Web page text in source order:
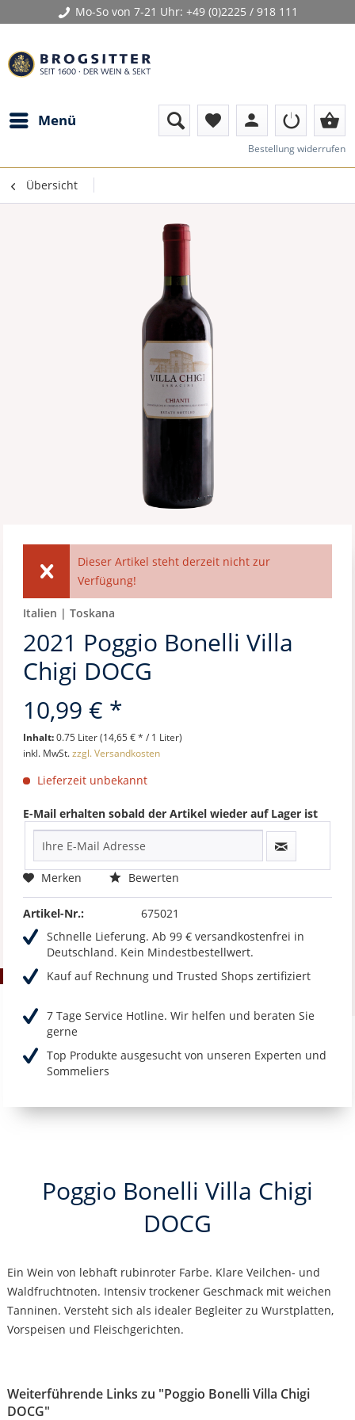
Mo-So von 7-21 Uhr: +49 (0)2225 / 918 111
Menü favorite person shopping_basket
Bestellung widerrufen
Übersicht
Dieser Artikel steht derzeit nicht zur
Verfügung!
Italien | Toskana
2021 Poggio Bonelli Villa
Chigi DOCG
10,99 € *
Inhalt:0.75 Liter (14,65 € * / 1 Liter)
inkl. MwSt.zzgl. Versandkosten
Lieferzeit unbekannt
E-Mail erhalten sobald der Artikel wieder auf Lager ist
Merken Bewerten
Artikel-Nr.:
675021
Schnelle Lieferung. Ab 99 € versandkostenfrei in
Deutschland. Kein Mindestbestellwert.
Kauf auf Rechnung und Trusted Shops zertifiziert
7 Tage Service Hotline. Wir helfen und beraten Sie
gerne
Top Produkte ausgesucht von unseren Experten und
Sommeliers
Poggio Bonelli Villa Chigi
DOCG
Ein Wein von lebhaft rubinroter Farbe. Klare Veilchen- und
Waldfruchtnoten. Intensiv trockener Geschmack mit weichen
Tanninen. Versteht sich als idealer Begleiter zu Wurstplatten,
Vorspeisen und Fleischgerichten.
Weiterführende Links zu "Poggio Bonelli Villa Chigi
DOCG"